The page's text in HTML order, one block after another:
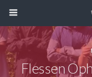
Flessen